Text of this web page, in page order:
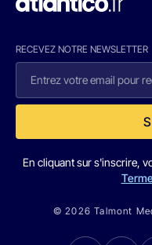
RECEVEZ NOTRE NEWSLETTER
En cliquant sur s'inscrire,
© 2026 Talmont